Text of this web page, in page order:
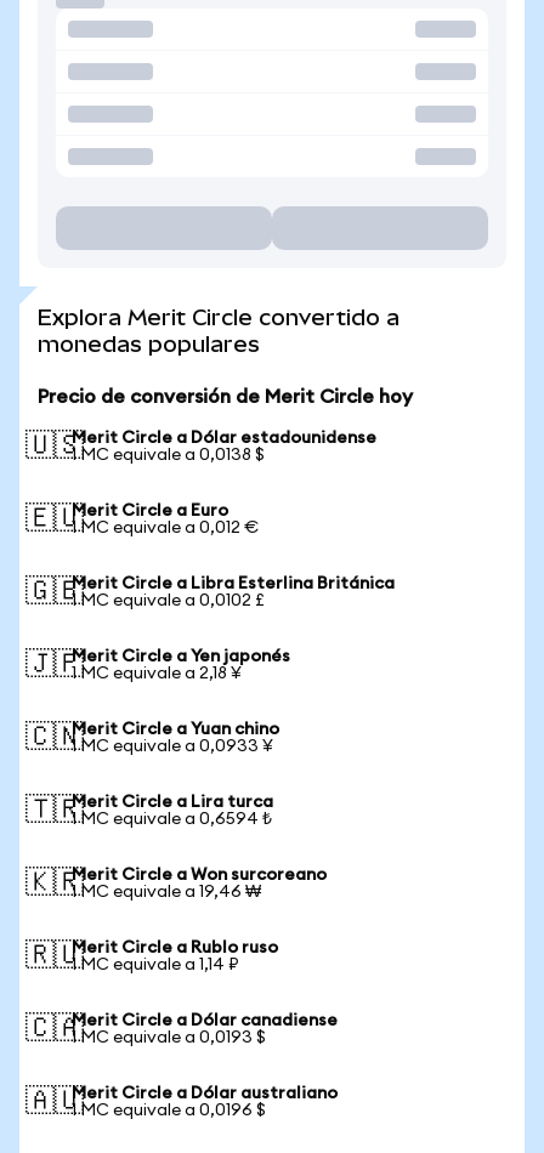
Explora Merit Circle convertido a
monedas populares
Precio de conversión de Merit Circle hoy
🇺🇸Merit Circle a Dólar estadounidense
1 MC equivale a 0,0138 $
🇪🇺Merit Circle a Euro
1 MC equivale a 0,012 €
🇬🇧Merit Circle a Libra Esterlina Británica
1 MC equivale a 0,0102 £
🇯🇵Merit Circle a Yen japonés
1 MC equivale a 2,18 ¥
🇨🇳Merit Circle a Yuan chino
1 MC equivale a 0,0933 ¥
🇹🇷Merit Circle a Lira turca
1 MC equivale a 0,6594 ₺
🇰🇷Merit Circle a Won surcoreano
1 MC equivale a 19,46 ₩
🇷🇺Merit Circle a Rublo ruso
1 MC equivale a 1,14 ₽
🇨🇦Merit Circle a Dólar canadiense
1 MC equivale a 0,0193 $
🇦🇺Merit Circle a Dólar australiano
1 MC equivale a 0,0196 $